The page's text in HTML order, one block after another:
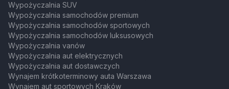
Wypożyczalnia SUV
Wypożyczalnia samochodów premium
Wypożyczalnia samochodów sportowych
Wypożyczalnia samochodów luksusowych
Wypożyczalnia vanów
Wypożyczalnia aut elektrycznych
Wypożyczalnia aut dostawczych
Wynajem krótkoterminowy auta Warszawa
Wynajem aut sportowych Kraków